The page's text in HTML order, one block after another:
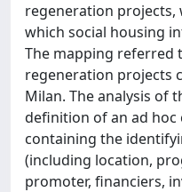
regeneration projects,
which social housing
The mapping referred
regeneration projects
Milan. The analysis of
definition of an ad
containing the
(including location,
promoter, financiers,